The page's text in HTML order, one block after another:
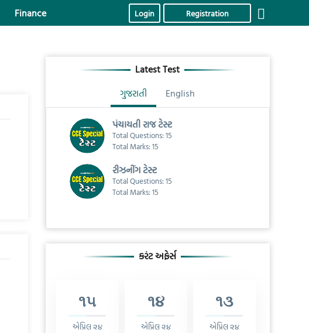
Finance Login Registration
Latest Test
ગુજરાતી
English
પંચાયતી રાજ ટેસ્ટ
Total Questions: 15
Total Marks: 15
રીઝનીંગ ટેસ્ટ
Total Questions: 15
Total Marks: 15
કરંટ અફેર્સ
૧૫
એપ્રિલ ૨૪
૧૪
એપ્રિલ ૨૪
૧૩
એપ્રિલ ૨૪